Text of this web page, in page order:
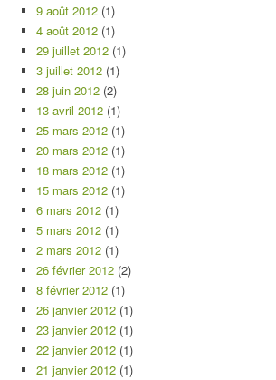
9 août 2012 (1)
4 août 2012 (1)
29 juillet 2012 (1)
3 juillet 2012 (1)
28 juin 2012 (2)
13 avril 2012 (1)
25 mars 2012 (1)
20 mars 2012 (1)
18 mars 2012 (1)
15 mars 2012 (1)
6 mars 2012 (1)
5 mars 2012 (1)
2 mars 2012 (1)
26 février 2012 (2)
8 février 2012 (1)
26 janvier 2012 (1)
23 janvier 2012 (1)
22 janvier 2012 (1)
21 janvier 2012 (1)